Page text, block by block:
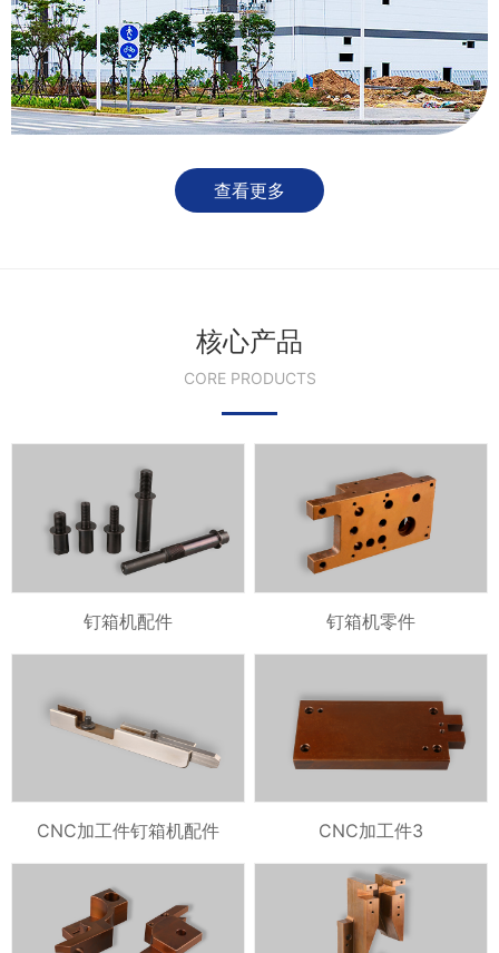
查看更多
核心产品
CORE PRODUCTS
钉箱机配件 钉箱机零件
CNC加工件钉箱机配件 CNC加工件3